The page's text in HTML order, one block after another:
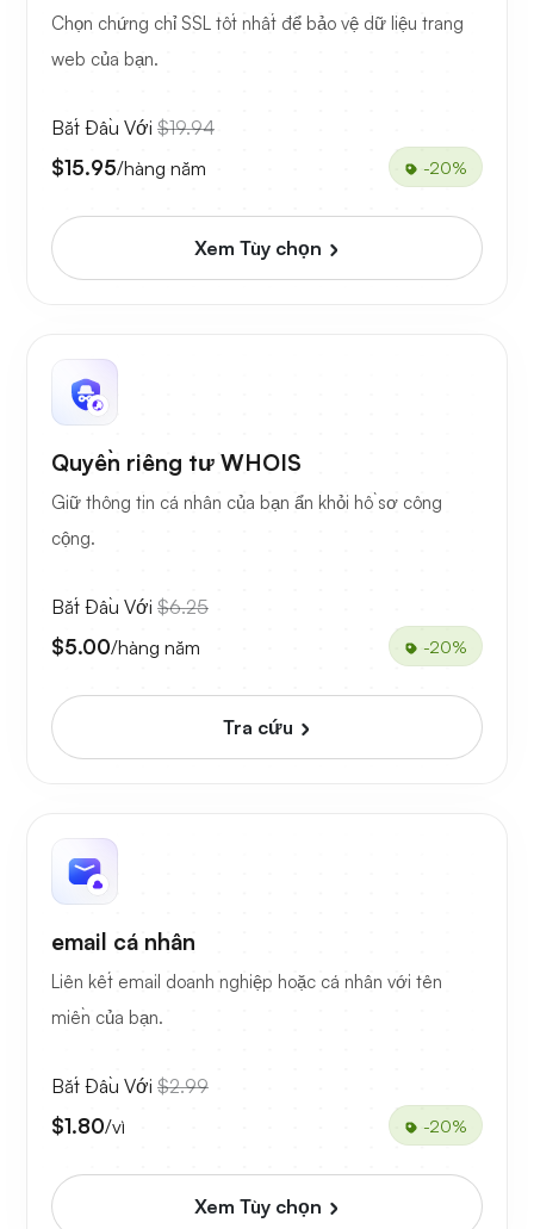
Chọn chứng chỉ SSL tốt nhất để bảo vệ dữ liệu trang
web của bạn.
Bắt Đầu Với $19.94
$15.95/hàng năm -20%
Xem Tùy chọn
Quyền riêng tư WHOIS
Giữ thông tin cá nhân của bạn ẩn khỏi hồ sơ công
cộng.
Bắt Đầu Với $6.25
$5.00/hàng năm -20%
Tra cứu
email cá nhân
Liên kết email doanh nghiệp hoặc cá nhân với tên
miền của bạn.
Bắt Đầu Với $2.99
$1.80/vì -20%
Xem Tùy chọn